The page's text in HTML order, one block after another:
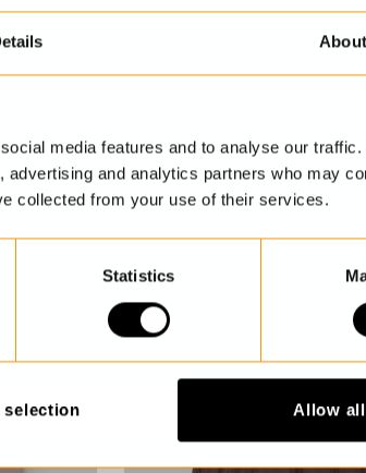
About
media features and to analyse our
and analytics partners who may
collected from your use of their services.
Statistics
Allow all